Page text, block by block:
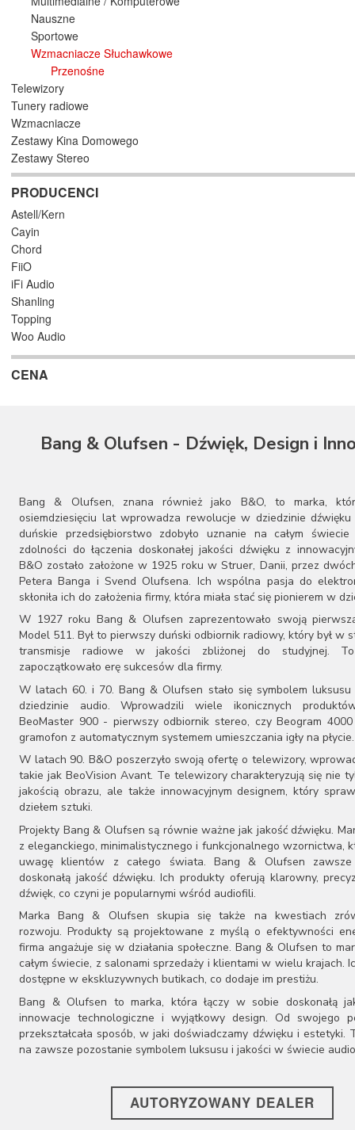
Nauszne
Sportowe
Wzmacniacze Słuchawkowe
Przenośne
Telewizory
Tunery radiowe
Wzmacniacze
Zestawy Kina Domowego
Zestawy Stereo
PRODUCENCI
Astell/Kern
Cayin
Chord
FiiO
iFi Audio
Shanling
Topping
Woo Audio
CENA
Bang & Olufsen - Dźwięk, Design i
Bang & Olufsen, znana również jako B&O, to marka,
osiemdziesięciu lat wprowadza rewolucje w dziedzinie
duńskie przedsiębiorstwo zdobyło uznanie na całym
zdolności do łączenia doskonałej jakości dźwięku z
B&O zostało założone w 1925 roku w Struer, Danii, przez
Petera Banga i Svend Olufsena. Ich wspólna pasja do
skłoniła ich do założenia firmy, która miała stać się pionierem w
W 1927 roku Bang & Olufsen zaprezentowało swoją
Model 511. Był to pierwszy duński odbiornik radiowy, który był w
transmisje radiowe w jakości zbliżonej do studyjnej.
zapoczątkowało erę sukcesów dla firmy.
W latach 60. i 70. Bang & Olufsen stało się symbolem
dziedzinie audio. Wprowadzili wiele ikonicznych
BeoMaster 900 - pierwszy odbiornik stereo, czy Beogram
gramofon z automatycznym systemem umieszczania igły na płycie.
W latach 90. B&O poszerzyło swoją ofertę o telewizory,
takie jak BeoVision Avant. Te telewizory charakteryzują się nie
jakością obrazu, ale także innowacyjnym designem, który
dziełem sztuki.
Projekty Bang & Olufsen są równie ważne jak jakość dźwięku.
z eleganckiego, minimalistycznego i funkcjonalnego wzornictwa,
uwagę klientów z całego świata. Bang & Olufsen
doskonałą jakość dźwięku. Ich produkty oferują klarowny,
dźwięk, co czyni je popularnymi wśród audiofili.
Marka Bang & Olufsen skupia się także na kwestiach
rozwoju. Produkty są projektowane z myślą o efektywności
firma angażuje się w działania społeczne. Bang & Olufsen to
całym świecie, z salonami sprzedaży i klientami w wielu krajach.
dostępne w ekskluzywnych butikach, co dodaje im prestiżu.
Bang & Olufsen to marka, która łączy w sobie doskonałą
innowacje technologiczne i wyjątkowy design. Od swojego
przekształcała sposób, w jaki doświadczamy dźwięku i estetyki.
na zawsze pozostanie symbolem luksusu i jakości w świecie
AUTORYZOWANY DEALER